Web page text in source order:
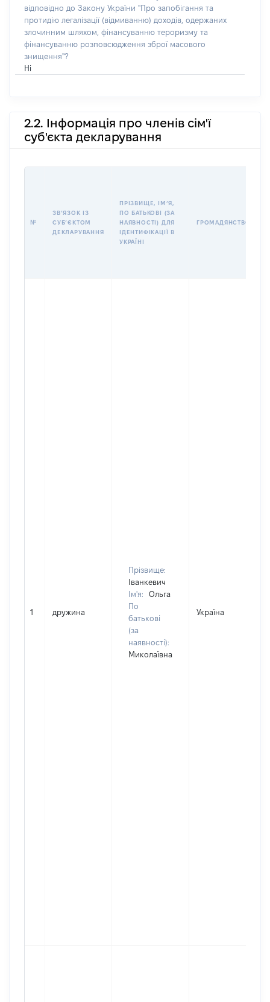
відповідно до Закону України "Про запобігання та
протидію легалізації (відмиванню) доходів, одержаних
злочинним шляхом, фінансуванню тероризму та
фінансуванню розповсюдження зброї масового
знищення"?
Ні
2.2. Інформація про членів сім'ї
суб'єкта декларування
№
ЗВʼЯЗОК ІЗ
СУБʼЄКТОМ
ДЕКЛАРУВАННЯ
ПРІЗВИЩЕ, ІМʼЯ,
ПО БАТЬКОВІ (ЗА
НАЯВНОСТІ) ДЛЯ
ІДЕНТИФІКАЦІЇ В
УКРАЇНІ
ГРОМАДЯНСТВО
1 дружина
Прізвище:
Іванкевич
Ім'я:
Ольга
По
батькові
(за
наявності):
Миколаївна
Україна